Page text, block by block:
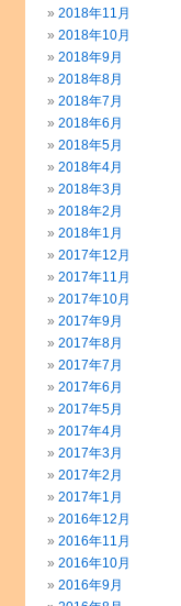
2018年11月
2018年10月
2018年9月
2018年8月
2018年7月
2018年6月
2018年5月
2018年4月
2018年3月
2018年2月
2018年1月
2017年12月
2017年11月
2017年10月
2017年9月
2017年8月
2017年7月
2017年6月
2017年5月
2017年4月
2017年3月
2017年2月
2017年1月
2016年12月
2016年11月
2016年10月
2016年9月